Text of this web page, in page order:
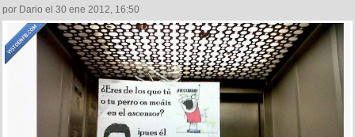
por Dario el 30 ene 2012, 16:50